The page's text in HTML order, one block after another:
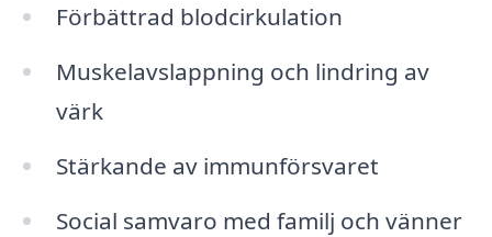
Förbättrad blodcirkulation
Muskelavslappning och lindring av
värk
Stärkande av immunförsvaret
Social samvaro med familj och vänner